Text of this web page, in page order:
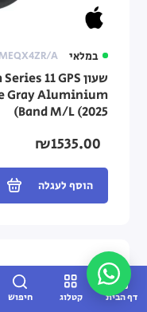
דף הבית קטלוג חיפוש
במלאי A
Band M/L (2025)
₪1535.00
הוסף לעגלה